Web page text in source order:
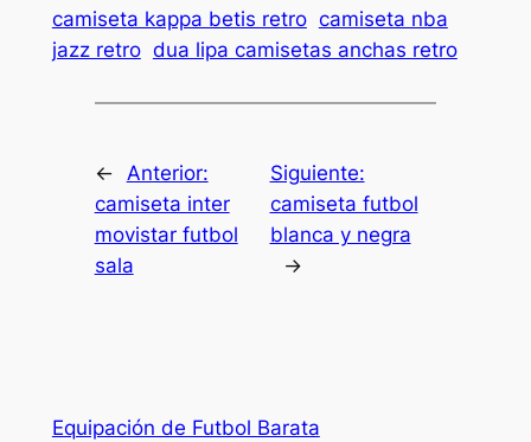
camiseta kappa betis retro camiseta nba
jazz retro dua lipa camisetas anchas retro
←
Anterior:
camiseta inter
movistar futbol
sala
Siguiente:
camiseta futbol
blanca y negra
→
Equipación de Futbol Barata